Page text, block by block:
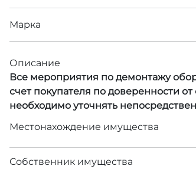
Марка
Описание
Все мероприятия по демонтажу
счет покупателя по доверенности
необходимо уточнять
Местонахождение имущества
Собственник имущества